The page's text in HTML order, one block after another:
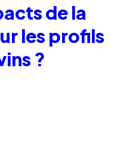
de la
les profils
?